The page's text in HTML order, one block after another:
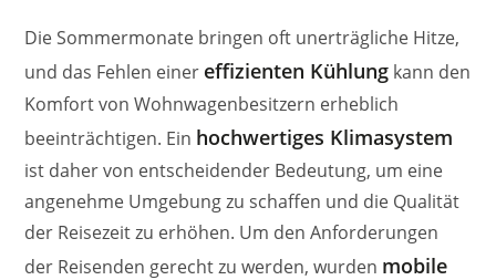
Die Sommermonate bringen oft unerträgliche Hitze,
und das Fehlen einer effizienten Kühlung kann den
Komfort von Wohnwagenbesitzern erheblich
beeinträchtigen. Ein hochwertiges Klimasystem
ist daher von entscheidender Bedeutung, um eine
angenehme Umgebung zu schaffen und die Qualität
der Reisezeit zu erhöhen. Um den Anforderungen
der Reisenden gerecht zu werden, wurden mobile